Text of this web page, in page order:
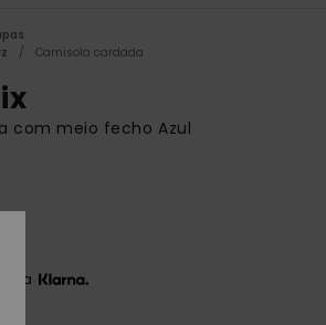
Camisola cardada
com meio fecho Azul
a